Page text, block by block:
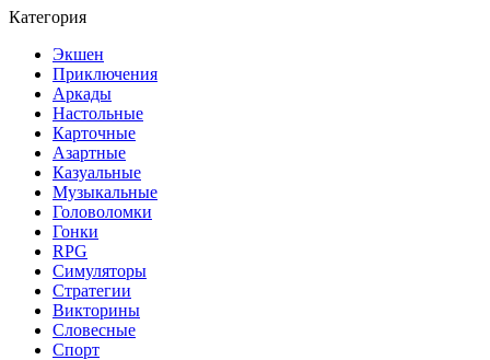
Категория
Экшен
Приключения
Аркады
Настольные
Карточные
Азартные
Казуальные
Музыкальные
Головоломки
Гонки
RPG
Симуляторы
Стратегии
Викторины
Словесные
Спорт